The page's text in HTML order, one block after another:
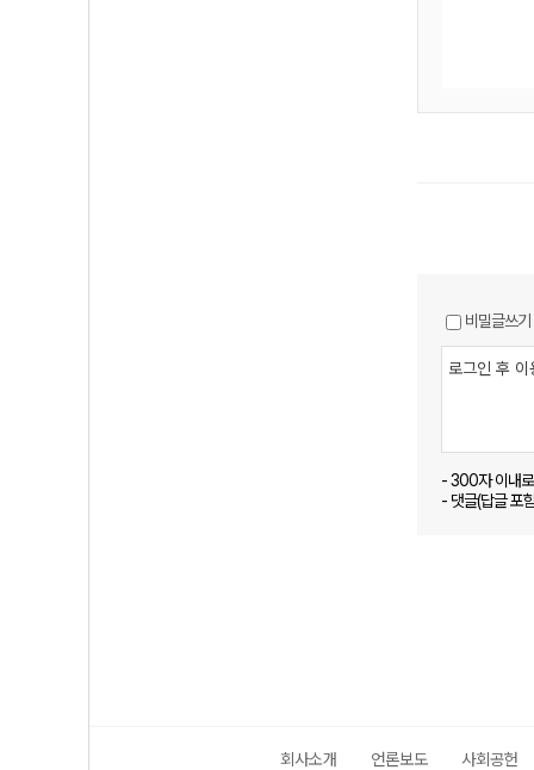
비밀글쓰기
- 300자 이내
- 댓글(답글 포
회사소개 언론보도 사회공헌